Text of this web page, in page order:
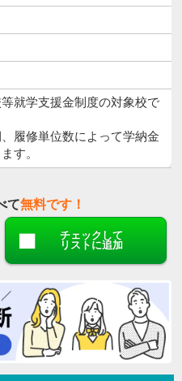
等就学支援金制度の対象校で
、履修単位数によって学納金
す。
て無料です！
チェックして
リストに追加